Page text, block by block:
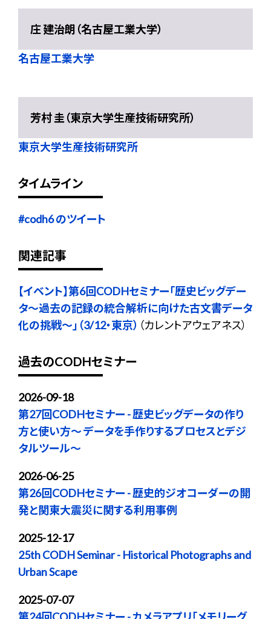
庄 建治朗（名古屋工業大学）
名古屋工業大学
芳村 圭（東京大学生産技術研究所）
東京大学生産技術研究所
タイムライン
#codh6 のツイート
関連記事
【イベント】第6回CODHセミナー「歴史ビッグデー
タ～過去の記録の統合解析に向けた古文書データ
化の挑戦～」（3/12・東京） （カレントアウェアネス）
過去のCODHセミナー
2026-09-18
第27回CODHセミナー - 歴史ビッグデータの作り
方と使い方～ データを手作りするプロセスとデジ
タルツール～
2026-06-25
第26回CODHセミナー - 歴史的ジオコーダーの開
発と関東大震災に関する利用事例
2025-12-17
25th CODH Seminar - Historical Photographs and
Urban Scape
2025-07-07